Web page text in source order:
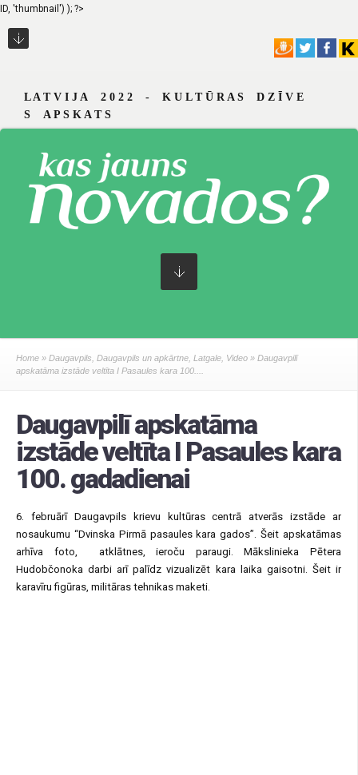
ID, 'thumbnail') ); ?>
L A T V I J A 2 0 2 2 - K U L T Ū R A S D Z Ī V E
S A P S K A T S
Home » Daugavpils, Daugavpils un apkārtne, Latgale, Video » Daugavpilī
apskatāma izstāde veltīta I Pasaules kara 100....
Daugavpilī apskatāma
izstāde veltīta I Pasaules kara
100. gadadienai
6. februārī Daugavpils krievu kultūras centrā atverās izstāde ar
nosaukumu “Dvinska Pirmā pasaules kara gados”. Šeit apskatāmas
arhīva foto, atklātnes, ieroču paraugi. Mākslinieka Pētera
Hudobčonoka darbi arī palīdz vizualizēt kara laika gaisotni. Šeit ir
karavīru figūras, militāras tehnikas maketi.